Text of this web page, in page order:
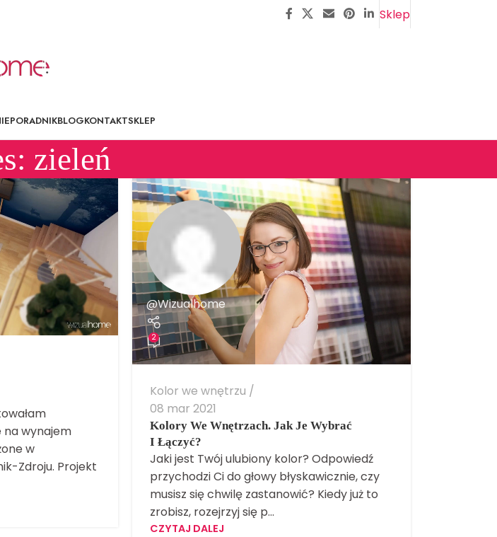
Sklep
PORADNIKBLOGKONTAKTSKLEP
zieleń
wynajem
w
Zdroju. Projekt
@Wizualhome
2
Kolor we wnętrzu
08 mar 2021
Kolory We Wnętrzach. Jak Je Wybrać
I Łączyć?
Jaki jest Twój ulubiony kolor? Odpowiedź
przychodzi Ci do głowy błyskawicznie, czy
musisz się chwilę zastanowić? Kiedy już to
zrobisz, rozejrzyj się p...
CZYTAJ DALEJ